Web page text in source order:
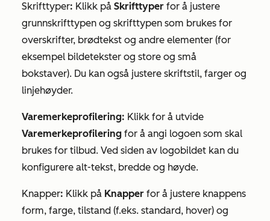
Skrifttyper: Klikk på Skrifttyper for å justere
grunnskrifttypen og skrifttypen som brukes for
overskrifter, brødtekst og andre elementer (for
eksempel bildetekster og store og små
bokstaver). Du kan også justere skriftstil, farger og
linjehøyder.
Varemerkeprofilering: Klikk for å utvide
Varemerkeprofilering for å angi logoen som skal
brukes for tilbud. Ved siden av logobildet kan du
konfigurere alt-tekst, bredde og høyde.
Knapper: Klikk på Knapper for å justere knappens
form, farge, tilstand (f.eks. standard, hover) og